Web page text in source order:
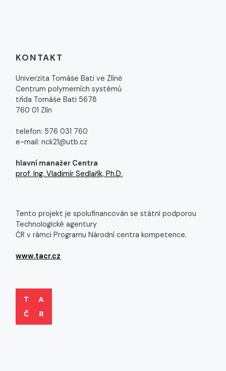
KONTAKT
Univerzita Tomáše Bati ve Zlíně
Centrum polymerních systémů
třída Tomáše Bati 5678
760 01 Zlín
telefon: 576 031 760
e-mail: nck21@utb.cz
hlavní manažer Centra
prof. Ing. Vladimír Sedlařík, Ph.D.
Tento projekt je spolufinancován se státní podporou
Technologické agentury
ČR v rámci Programu Národní centra kompetence.
www.tacr.cz